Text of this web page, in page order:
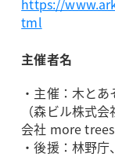
tml
主催者名
・主催：木と
（森ビル株式
会社 more trees
・後援：林野